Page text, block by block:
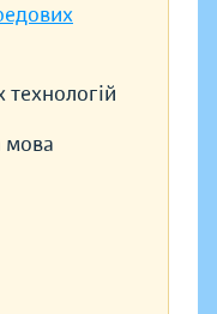
технологій
мова